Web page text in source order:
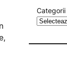
Categorii